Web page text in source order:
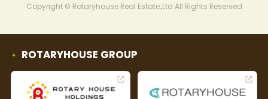
Copyright © Rotaryhouse Real Estate.,Ltd All Rights Reserved
ROTARYHOUSE GROUP